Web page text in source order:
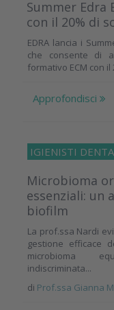
Summer Edra
con il 20% di
EDRA lancia i
che consente di
formativo ECM con
Approfondisci
IGIENISTI
Microbioma
essenziali: un
biofilm
La prof.ssa Nardi
gestione efficace
microbioma
indiscriminata...
di Prof.ssa Gianna